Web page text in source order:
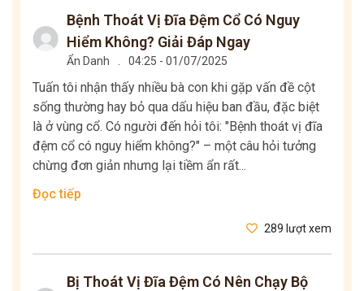
Bệnh Thoát Vị Đĩa Đệm Cổ Có Nguy
Hiểm Không? Giải Đáp Ngay
Ẩn Danh 04:25 - 01/07/2025
Tuấn tôi nhận thấy nhiều bà con khi gặp vấn đề cột
sống thường hay bỏ qua dấu hiệu ban đầu, đặc biệt
là ở vùng cổ. Có người đến hỏi tôi: "Bệnh thoát vị đĩa
đệm cổ có nguy hiểm không?" – một câu hỏi tưởng
chừng đơn giản nhưng lại tiềm ẩn rất...
Đọc tiếp
289 lượt xem
Bị Thoát Vị Đĩa Đệm Có Nên Chạy Bộ